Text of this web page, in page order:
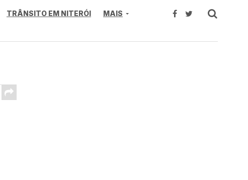
TRÂNSITO EM NITERÓI MAIS